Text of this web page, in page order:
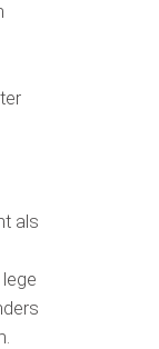
als